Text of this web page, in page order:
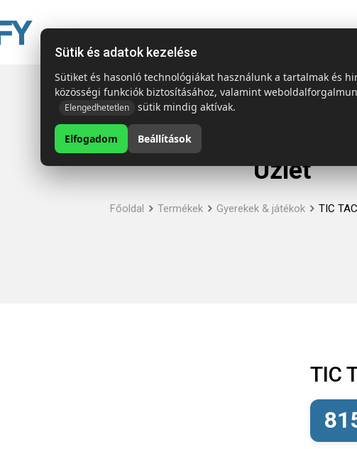
Kezdőlap Termékek Emblémázás és szállítás
Üzlet
Főoldal Termékek Gyerekek & játékok TIC
TIC
Sütik és adatok kezelése
Sütiket és hasonló technológiákat használunk a tartalmak és
közösségi funkciók biztosításához, valamint
Elengedhetetlen sütik mindig aktívak.
Elfogadom Beállítások